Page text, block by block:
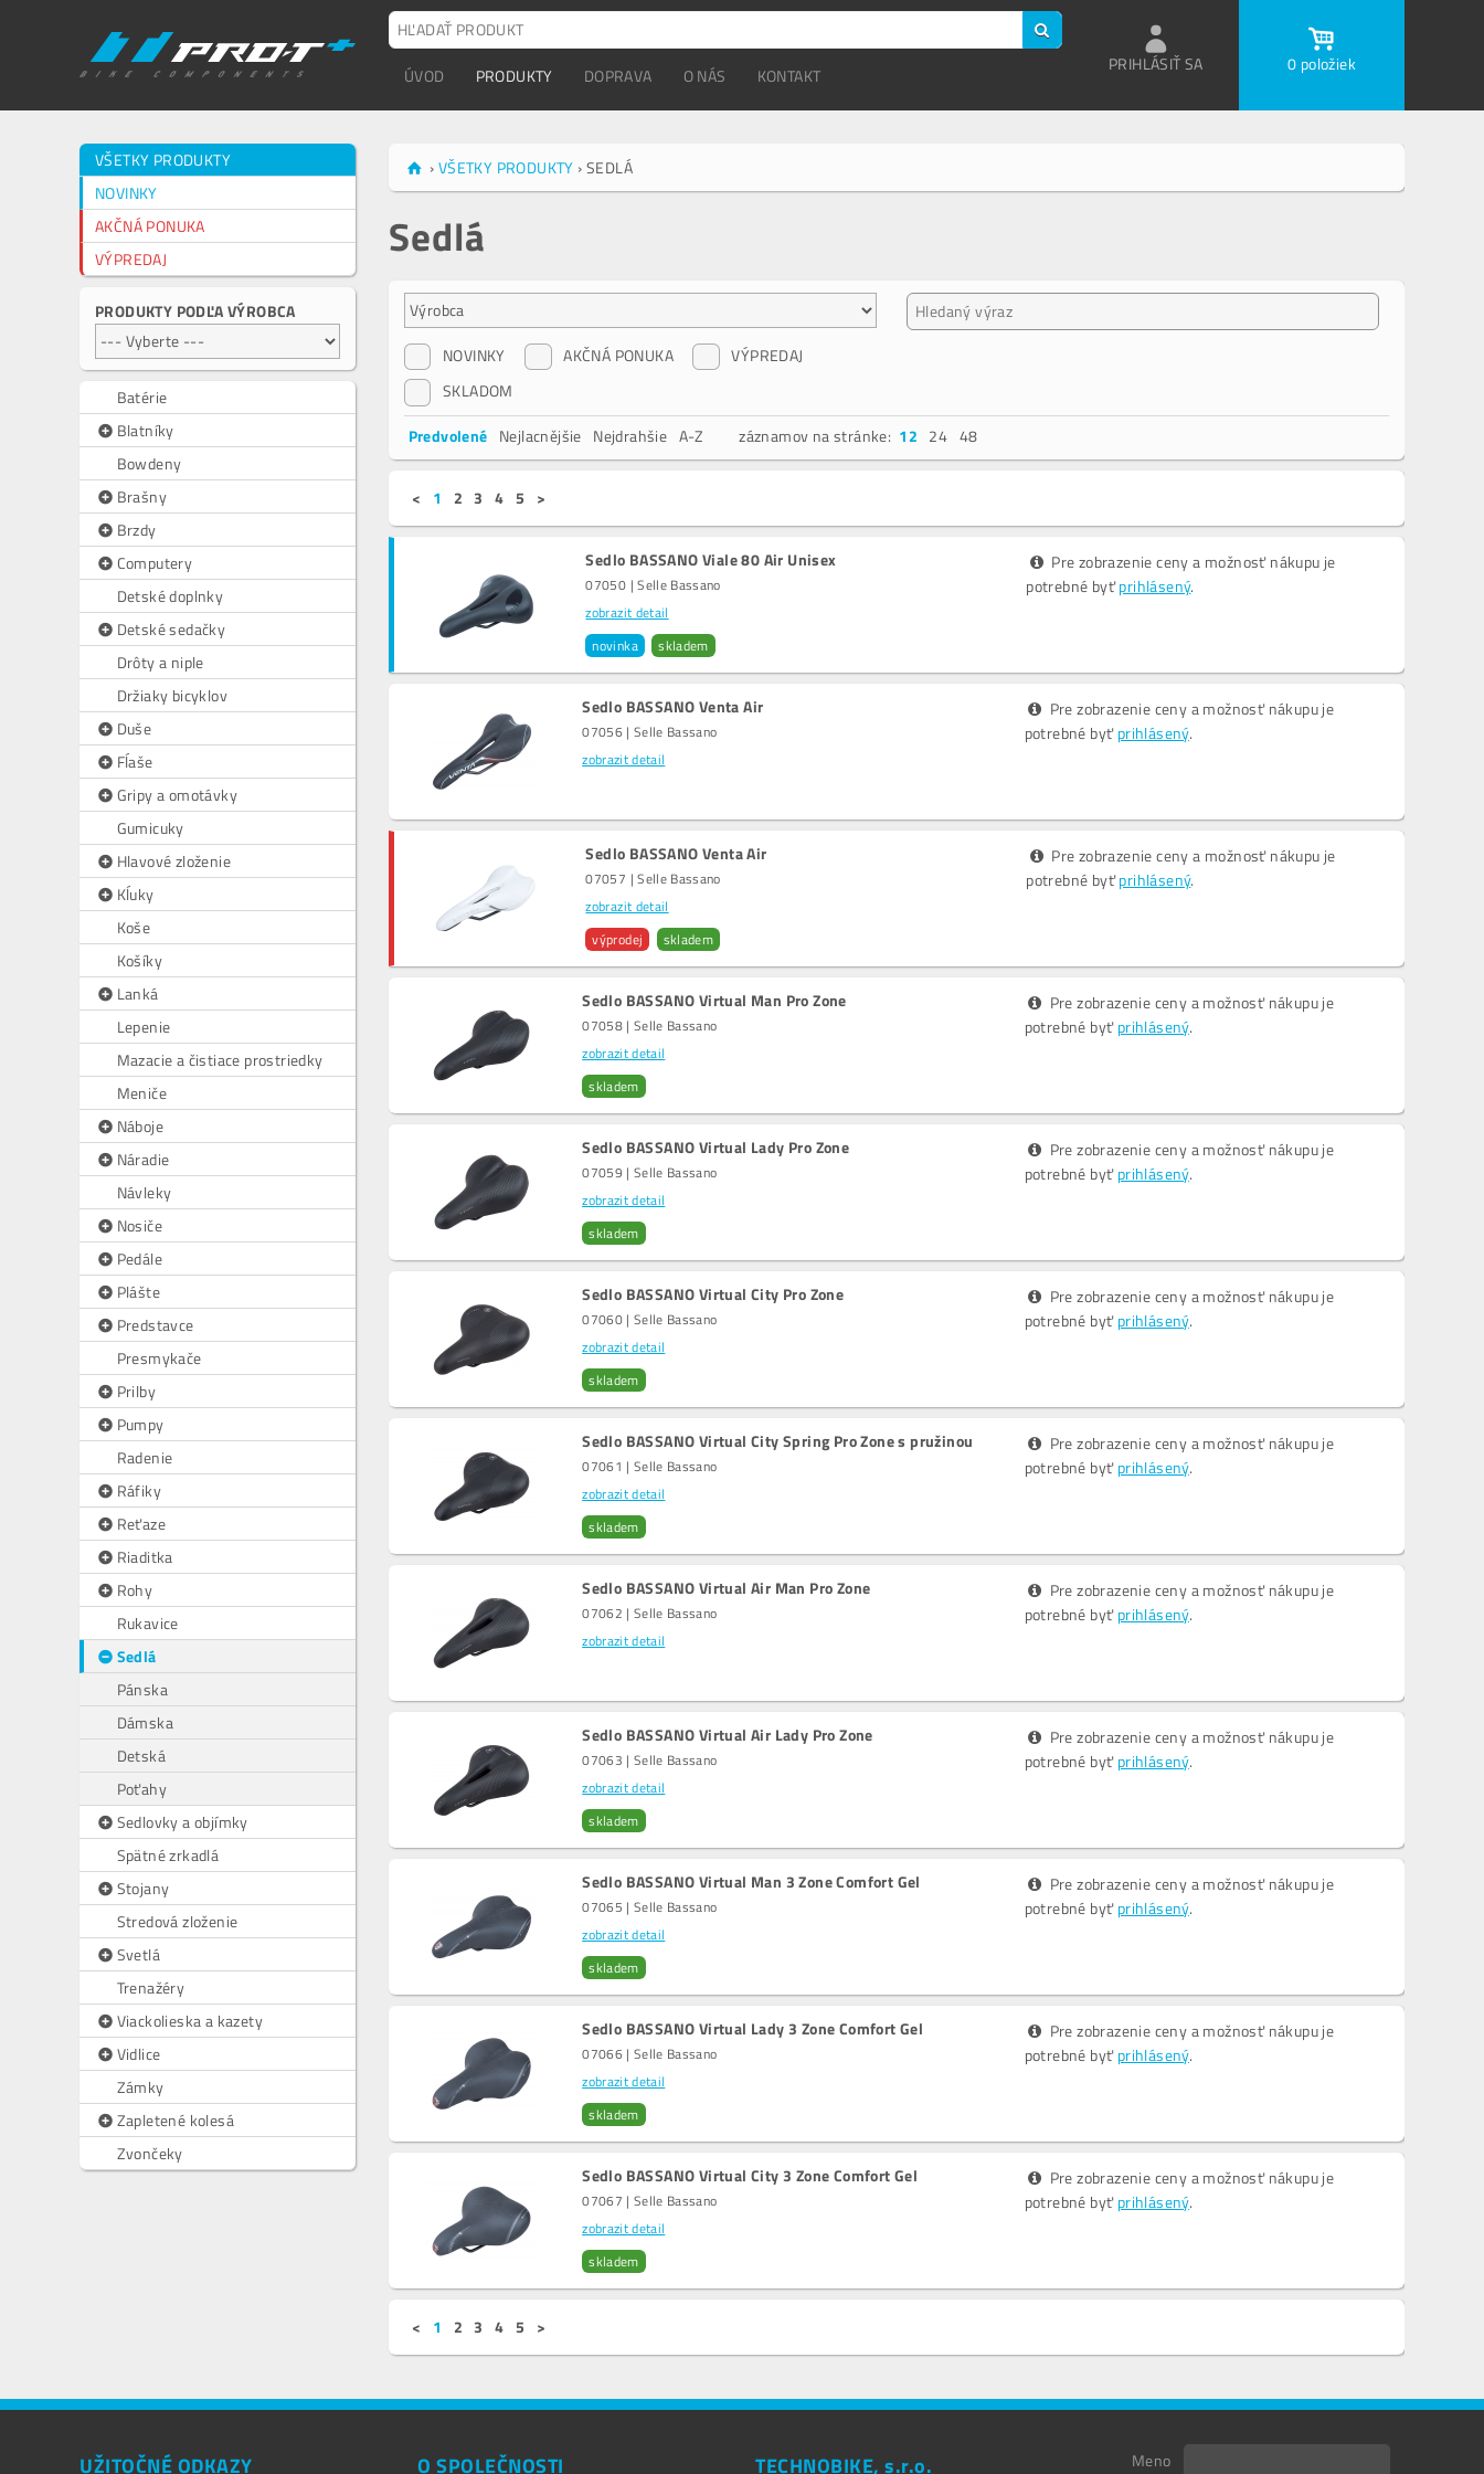
ÚVOD PRODUKTY DOPRAVA O NÁS KONTAKT
PRIHLÁSIŤ SA 0 položiek
VŠETKY PRODUKTY
NOVINKY
AKČNÁ PONUKA
VÝPREDAJ
PRODUKTY PODĽA VÝROBCA
Batérie
Blatníky
Bowdeny
Brašny
Brzdy
Computery
Detské doplnky
Detské sedačky
Drôty a niple
Držiaky bicyklov
Duše
Fĺaše
Gripy a omotávky
Gumicuky
Hlavové zloženie
Kĺuky
Koše
Košíky
Lanká
Lepenie
Mazacie a čistiace prostriedky
Meniče
Náboje
Náradie
Návleky
Nosiče
Pedále
Plášte
Predstavce
Presmykače
Prilby
Pumpy
Radenie
Ráfiky
Reťaze
Riaditka
Rohy
Rukavice
Sedlá
Pánska
Dámska
Detská
Poťahy
Sedlovky a objímky
Spätné zrkadlá
Stojany
Stredová zloženie
Svetlá
Trenažéry
Viackolieska a kazety
Vidlice
Zámky
Zapletené kolesá
Zvončeky
›VŠETKY PRODUKTY ›SEDLÁ
Sedlá
NOVINKY AKČNÁ PONUKA
VÝPREDAJ
SKLADOM
Predvolené Nejlacnějšie Nejdrahšie A-Z záznamov na stránke: 12 24 48
< 1 2 3 4 5 >
Sedlo BASSANO Viale 80 Air Unisex
07050 | Selle Bassano
zobrazit detail
novinka
skladem
Pre zobrazenie ceny a možnosť nákupu je
potrebné byťprihlásený.
Sedlo BASSANO Venta Air
07056 | Selle Bassano
zobrazit detail
Pre zobrazenie ceny a možnosť nákupu je
potrebné byťprihlásený.
Sedlo BASSANO Venta Air
07057 | Selle Bassano
zobrazit detail
výprodej
skladem
Pre zobrazenie ceny a možnosť nákupu je
potrebné byťprihlásený.
Sedlo BASSANO Virtual Man Pro Zone
07058 | Selle Bassano
zobrazit detail
skladem
Pre zobrazenie ceny a možnosť nákupu je
potrebné byťprihlásený.
Sedlo BASSANO Virtual Lady Pro Zone
07059 | Selle Bassano
zobrazit detail
skladem
Pre zobrazenie ceny a možnosť nákupu je
potrebné byťprihlásený.
Sedlo BASSANO Virtual City Pro Zone
07060 | Selle Bassano
zobrazit detail
skladem
Pre zobrazenie ceny a možnosť nákupu je
potrebné byťprihlásený.
Sedlo BASSANO Virtual City Spring Pro Zone s pružinou
07061 | Selle Bassano
zobrazit detail
skladem
Pre zobrazenie ceny a možnosť nákupu je
potrebné byťprihlásený.
Sedlo BASSANO Virtual Air Man Pro Zone
07062 | Selle Bassano
zobrazit detail
Pre zobrazenie ceny a možnosť nákupu je
potrebné byťprihlásený.
Sedlo BASSANO Virtual Air Lady Pro Zone
07063 | Selle Bassano
zobrazit detail
skladem
Pre zobrazenie ceny a možnosť nákupu je
potrebné byťprihlásený.
Sedlo BASSANO Virtual Man 3 Zone Comfort Gel
07065 | Selle Bassano
zobrazit detail
skladem
Pre zobrazenie ceny a možnosť nákupu je
potrebné byťprihlásený.
Sedlo BASSANO Virtual Lady 3 Zone Comfort Gel
07066 | Selle Bassano
zobrazit detail
skladem
Pre zobrazenie ceny a možnosť nákupu je
potrebné byťprihlásený.
Sedlo BASSANO Virtual City 3 Zone Comfort Gel
07067 | Selle Bassano
zobrazit detail
skladem
Pre zobrazenie ceny a možnosť nákupu je
potrebné byťprihlásený.
< 1 2 3 4 5 >
UŽITOČNÉ ODKAZY O SPOLEČNOSTI TECHNOBIKE, s.r.o. Meno